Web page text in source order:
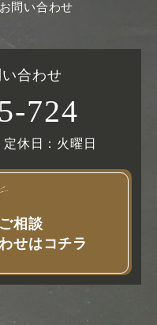
問い合わせ
合わせ
724
休日：火曜日
相談
せはコチラ